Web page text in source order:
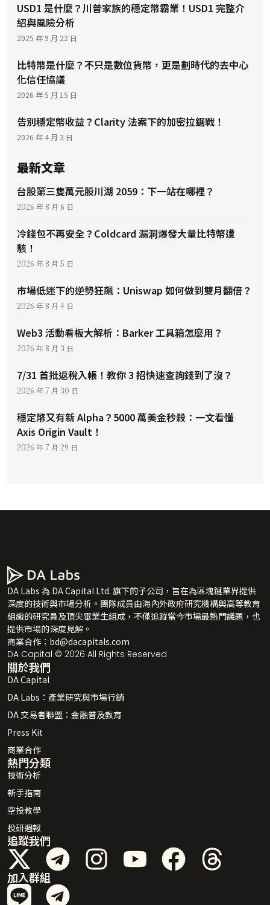
USD1 是什麼？川普家族的穩定幣霸業！USD1 完整介
紹與風險分析
2025 年 9 月 22 日
比特幣是什麼？不只是數位貨幣，更是劃時代的去中心
化信任協議
2026 年 5 月 15 日
告別穩定幣收益？Clarity 法案下的加密拉鋸戰！
2026 年 4 月 3 日
最新文章
台股第三隻萬元股川湖 2059：下一站在哪裡？
2026 年 8 月 6 日
冷錢包不再安全？Coldcard 漏洞爆發大量比特幣遭
駭！
2026 年 8 月 5 日
市場低迷下的逆勢狂飆：Uniswap 如何做到雙月翻倍？
2026 年 8 月 4 日
Web3 活動看板大解析：Barker 工具箱怎麼用？
2026 年 8 月 3 日
7/31 首批返稅入帳！教你 3 招快速查詢錢到了沒？
2026 年 7 月 30 日
穩定幣又有新 Alpha？5000 萬美金秒殺：一文看懂
Axis Origin Vault！
2026 年 7 月 29 日
DA Labs 為 DA Capital Ltd. 旗下的子公司，旨在為區塊鏈業界提供
深度的技術與市場分析。團隊成員由海內外政府研究機構與高等教育
組織的研究員及頂尖畢業生組成，不僅追蹤當今市場最熱門議題，也
提供市場的深度見解。
商業合作： bd@dacapitals.com
DA Capital © 2026 All Rights Reserved
熱門分類
技術分析
新手指南
空投教學
投研週報
關於我們
DA Capital
DA Labs：產業研究與市場行銷
DA 交易者聯盟：金融普及教育
Press Kit
商業合作
追蹤我們
加入群組